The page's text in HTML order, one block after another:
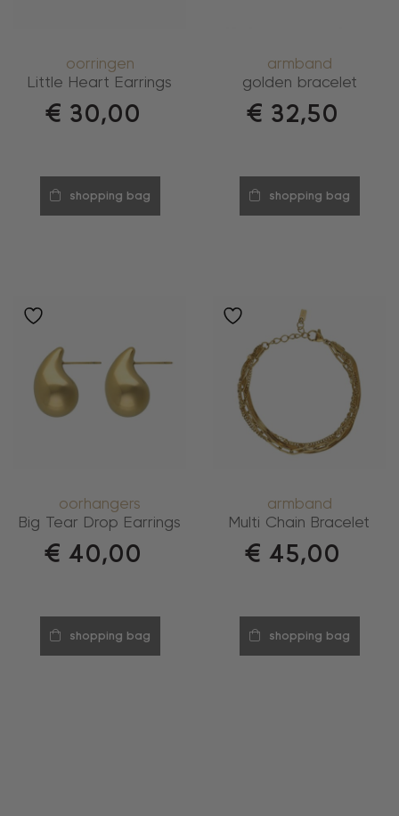
oorringen
Little Heart Earrings
€ 30,00
shopping bag
armband
golden bracelet
€ 32,50
shopping bag
oorhangers
Big Tear Drop Earrings
€ 40,00
shopping bag
armband
Multi Chain Bracelet
€ 45,00
shopping bag